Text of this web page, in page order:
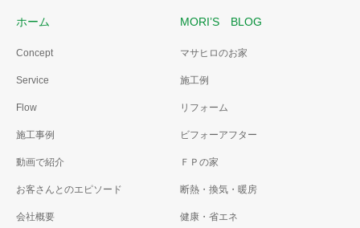
ホーム
Concept
Service
Flow
施工事例
動画で紹介
お客さんとのエピソード
会社概要
MORI’S BLOG
マサヒロのお家
施工例
リフォーム
ビフォーアフター
ＦＰの家
断熱・換気・暖房
健康・省エネ